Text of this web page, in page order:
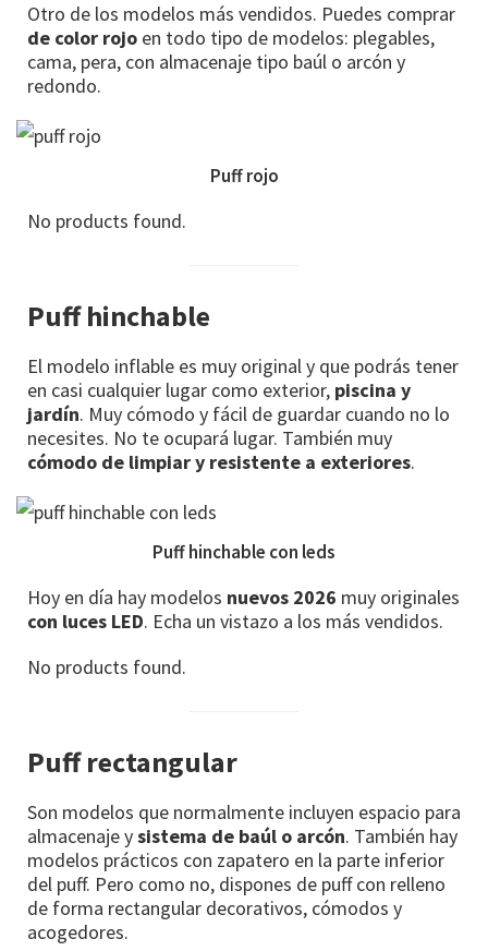
Otro de los modelos más vendidos. Puedes comprar
de color rojo en todo tipo de modelos: plegables,
cama, pera, con almacenaje tipo baúl o arcón y
redondo.
Puff rojo
No products found.
Puff hinchable
El modelo inflable es muy original y que podrás tener
en casi cualquier lugar como exterior, piscina y
jardín. Muy cómodo y fácil de guardar cuando no lo
necesites. No te ocupará lugar. También muy
cómodo de limpiar y resistente a exteriores.
Puff hinchable con leds
Hoy en día hay modelos nuevos 2026 muy originales
con luces LED. Echa un vistazo a los más vendidos.
No products found.
Puff rectangular
Son modelos que normalmente incluyen espacio para
almacenaje ysistema de baúl o arcón. También hay
modelos prácticos con zapatero en la parte inferior
del puff. Pero como no, dispones de puff con relleno
de forma rectangular decorativos, cómodos y
acogedores.